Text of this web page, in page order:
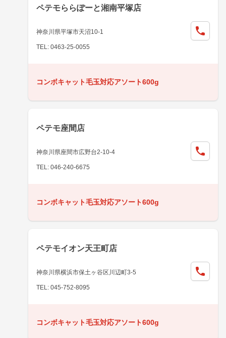
ペテモららぽーと湘南平塚店
神奈川県平塚市天沼10-1
TEL: 0463-25-0055
コンボキャット毛玉対応アソート600g
ペテモ座間店
神奈川県座間市広野台2-10-4
TEL: 046-240-6675
コンボキャット毛玉対応アソート600g
ペテモイオン天王町店
神奈川県横浜市保土ヶ谷区川辺町3-5
TEL: 045-752-8095
コンボキャット毛玉対応アソート600g